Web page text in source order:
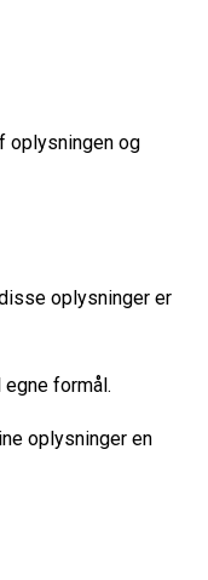
oplysningen og
oplysninger er
formål.
oplysninger en